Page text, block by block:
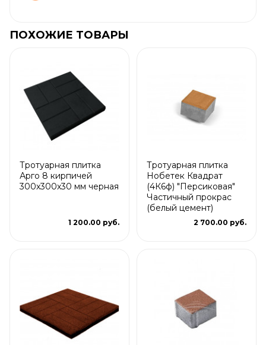
ПОХОЖИЕ ТОВАРЫ
Тротуарная плитка
Арго 8 кирпичей
300x300x30 мм черная
1 200.00 руб.
Тротуарная плитка
Нобетек Квадрат
(4К6ф) "Персиковая"
Частичный прокрас
(белый цемент)
2 700.00 руб.